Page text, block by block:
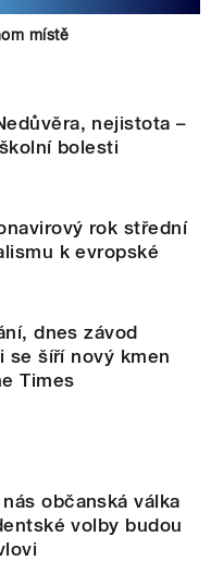
místě
nejistota –
bolesti
rok střední
k evropské
dnes závod
se šíří nový kmen
Times
občanská válka
volby budou